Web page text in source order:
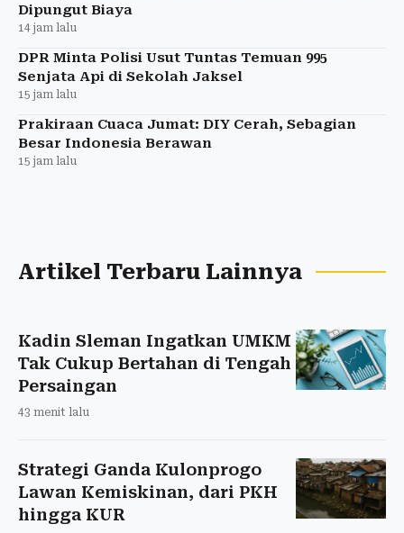
Dipungut Biaya
14 jam lalu
DPR Minta Polisi Usut Tuntas Temuan 995
Senjata Api di Sekolah Jaksel
15 jam lalu
Prakiraan Cuaca Jumat: DIY Cerah, Sebagian
Besar Indonesia Berawan
15 jam lalu
Artikel Terbaru Lainnya
Kadin Sleman Ingatkan UMKM
Tak Cukup Bertahan di Tengah
Persaingan
43 menit lalu
Strategi Ganda Kulonprogo
Lawan Kemiskinan, dari PKH
hingga KUR